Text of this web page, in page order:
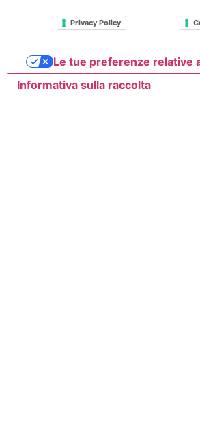
Privacy Policy
Informativa sulla raccolta
Le tue preferenze relative